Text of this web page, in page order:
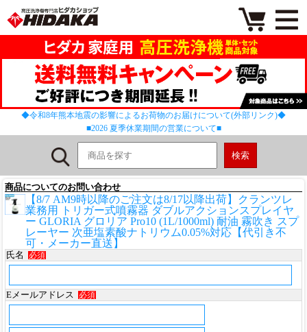
◆令和8年熊本地震の影響によるお荷物のお届けについて(外部リンク)◆
■2026 夏季休業期間の営業について■
商品についてのお問い合わせ
【8/7 AM9時以降のご注文は8/17以降出荷】クランツレ
業務用 トリガー式噴霧器 ダブルアクションスプレイヤ
ー GLORIA グロリア Pro10 (1L/1000ml) 耐油 霧吹き スプ
レーヤー 次亜塩素酸ナトリウム0.05%対応【代引き不
可・メーカー直送】
氏名 必須
Eメールアドレス 必須